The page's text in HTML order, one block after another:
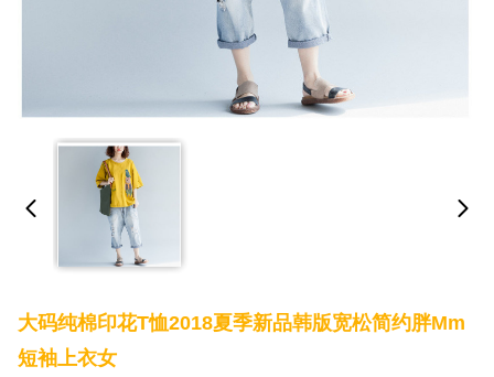
大码纯棉印花T恤2018夏季新品韩版宽松简约胖mm
短袖上衣女